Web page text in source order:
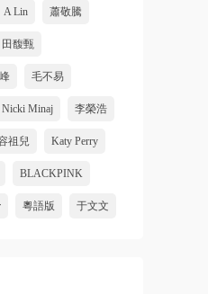
A Lin 蕭敬騰
田馥甄
毛不易
Nicki Minaj 李榮浩
祖兒 Katy Perry
BLACKPINK
粵語版 于文文